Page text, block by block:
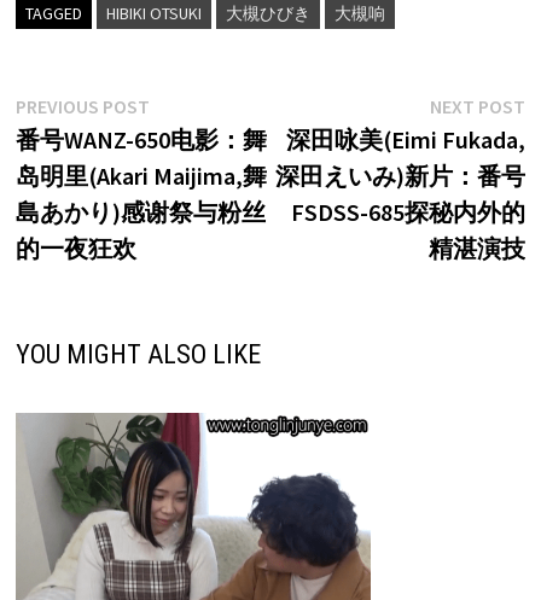
TAGGED HIBIKI OTSUKI 大槻ひびき 大槻响
文
章
导
航
PREVIOUS POSTPrevious
post:
番号WANZ-650电影：舞
岛明里(Akari Maijima,舞
島あかり)感谢祭与粉丝
的一夜狂欢
NEXT POST
深田咏美(Eimi Fukada,
深田えいみ)新片：番号
FSDSS-685探秘内外的
精湛演技
YOU MIGHT ALSO LIKE